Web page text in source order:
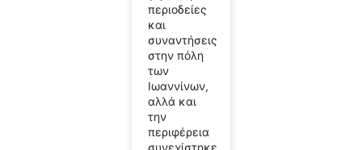
περιοδείες
και
συναντήσεις
στην πόλη
των
Ιωαννίνων,
αλλά και
την
περιφέρεια
συνεχίστηκε